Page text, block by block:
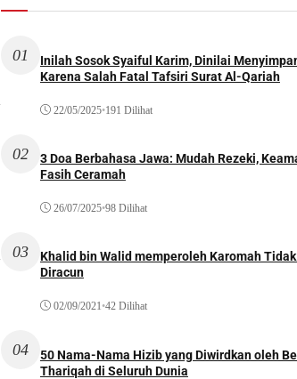
01
Inilah Sosok Syaiful Karim, Dinilai
Karena Salah Fatal Tafsiri Surat Al-Qariah
22/05/2025•191 Dilihat
02
3 Doa Berbahasa Jawa: Mudah Rezeki,
Fasih Ceramah
26/07/2025•98 Dilihat
03
Khalid bin Walid memperoleh Karomah
Diracun
02/09/2021•42 Dilihat
04
50 Nama-Nama Hizib yang Diwirdkan oleh
Thariqah di Seluruh Dunia